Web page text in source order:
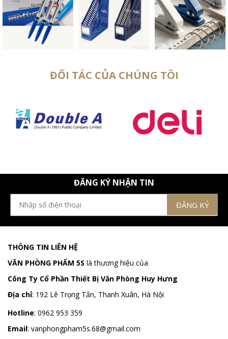
ĐỐI TÁC CỦA CHÚNG TÔI
ĐĂNG KÝ NHẬN TIN
THÔNG TIN LIÊN HỆ
VĂN PHÒNG PHẨM 5S là thương hiệu của
Công Ty Cổ Phần Thiết Bị Văn Phòng Huy Hưng
Địa chỉ: 192 Lê Trọng Tấn, Thanh Xuân, Hà Nội
Hotline: 0962 953 359
Email: vanphongpham5s.68@gmail.com